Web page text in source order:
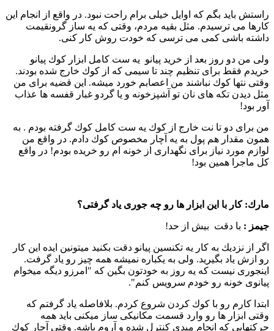
راستش باید بگم كه اوایل خیلی برام راحت نبود. در واقع از انجام این
كارها می ترسیدم. مثل بقیه مردم، وقتی كه یه ساز گرونقیمت
داشته باشی كمی می ترسی كه خودت روش كار كنی.
ولی من دو روز بعد از خرید پیانو یه ست كامل ابزار كوك پیانو
خریدم فقط برای تنظیم چند تا سیمی كه از كوك خارج شده بودند.
وقتی نتها كوك نباشند من اعصابم خورد میشه. این قضیه برای من
مثل دیدن تكه های نان تو آشپزخونه و یا گردو غبار قفسه ها عذاب
آور بود!
من برای دو تا نت خارج از كوك یه ست كامل كوك گرفته بودم . به
همون مقدار هم پول به یه آچار مخصوص كوك دادم. در واقع من
لوازم مورد نیاز برای نگهداری از خونه ام رو خریده بودم! در واقع
كل ماجرا همین بود!
مارك: كار با این ابزار ها رو چه جوری یاد گرفتی؟
جیمز :‌ با دقت بیش از حد!
اگر از نزدیك به كار یه تكنسین پیانو دقت بكنید میتونین ایده این كار
رو ازش یاد بگیرید. ولی به یكباره نمیشه همه چیز رو یاد گرفت.
اینجوری نیست كه یه روز به خودتون بگین كه "‌امرزو دیگه میخوام
پیانوی خونه رو خودم سرویس كنم".
ابتدا كارم رو با كوك كردن شروع كردم. بلافاصله یاد گرفتم كه
وقتی ابزار ها رو وارد قسمت مكانیكی ساز میكنی باید همه
حركتهایی كه انجام میدی كنترل شده و آروم باشه. وقتی آچار كوك